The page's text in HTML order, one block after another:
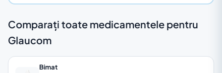
Comparați toate medicamentele pentru
Glaucom
Bimat